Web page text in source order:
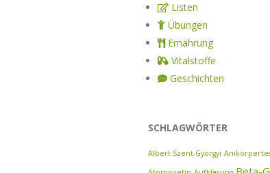
Listen
Übungen
Ernährung
Vitalstoffe
Geschichten
SCHLAGWÖRTER
Albert Szent-Györgyi